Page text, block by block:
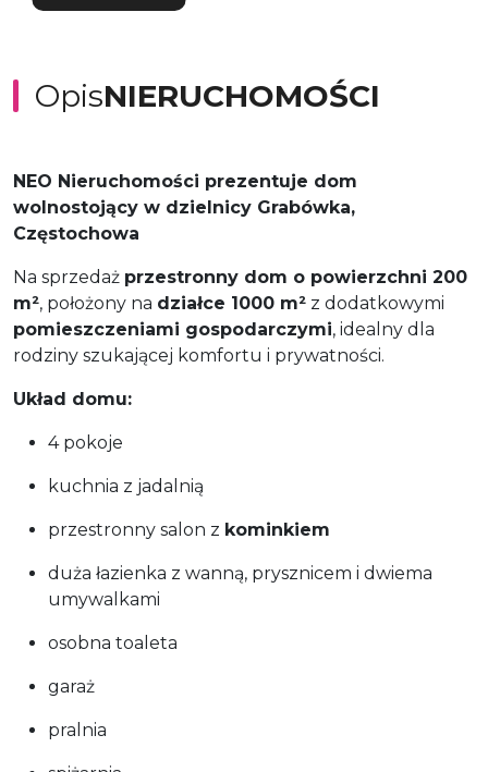
OpisNIERUCHOMOŚCI
NEO Nieruchomości prezentuje dom
wolnostojący w dzielnicy Grabówka,
Częstochowa
Na sprzedaż przestronny dom o powierzchni 200
m², położony na działce 1000 m² z dodatkowymi
pomieszczeniami gospodarczymi, idealny dla
rodziny szukającej komfortu i prywatności.
Układ domu:
4 pokoje
kuchnia z jadalnią
przestronny salon z kominkiem
duża łazienka z wanną, prysznicem i dwiema
umywalkami
osobna toaleta
garaż
pralnia